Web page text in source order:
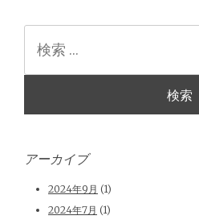
アーカイブ
2024年9月 (1)
2024年7月 (1)